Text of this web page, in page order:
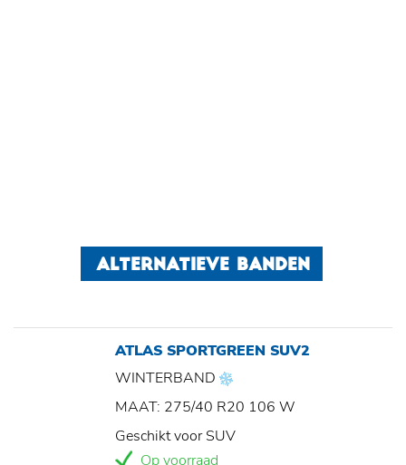
ALTERNATIEVE BANDEN
ATLAS SPORTGREEN SUV2
WINTERBAND
MAAT: 275/40 R20 106 W
Geschikt voor SUV
Op voorraad